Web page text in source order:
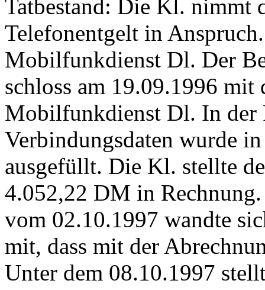
Tatbestand: Die Kl. nimmt
Telefonentgelt in
Mobilfunkdienst Dl. Der
schloss am 19.09.1996
Mobilfunkdienst Dl. In der
Verbindungsdaten wurde
ausgefüllt. Die Kl. stellte
4.052,22 DM in
vom 02.10.1997 wandte
mit, dass mit der
Unter dem 08.10.1997